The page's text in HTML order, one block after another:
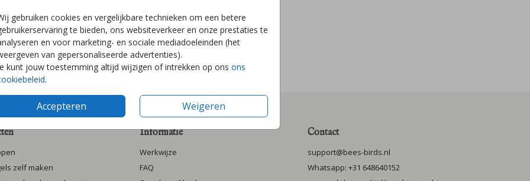
gebruiken cookies en vergelijkbare technieken om een betere
te bieden, ons websiteverkeer en onze prestaties te
en voor marketing- en sociale mediadoeleinden (het
van gepersonaliseerde advertenties).
kunt jouw toestemming altijd wijzigen of intrekken op ons ons
.
Accepteren Weigeren
zelf maken
Informatie
Werkwijze
FAQ
Contact
support@bees-birds.nl
Whatsapp: +31 648640152